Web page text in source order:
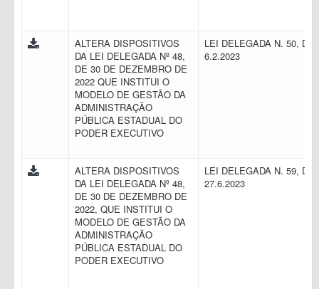
ALTERA DISPOSITIVOS
DA LEI DELEGADA Nº 48,
DE 30 DE DEZEMBRO DE
2022 QUE INSTITUI O
MODELO DE GESTÃO DA
ADMINISTRAÇÃO
PÚBLICA ESTADUAL DO
PODER EXECUTIVO
LEI DELEGADA N. 50, DE
6.2.2023
ALTERA DISPOSITIVOS
DA LEI DELEGADA Nº 48,
DE 30 DE DEZEMBRO DE
2022, QUE INSTITUI O
MODELO DE GESTÃO DA
ADMINISTRAÇÃO
PÚBLICA ESTADUAL DO
PODER EXECUTIVO
LEI DELEGADA N. 59, DE
27.6.2023